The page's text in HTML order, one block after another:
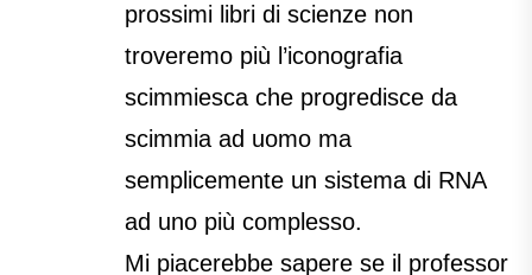
prossimi libri di scienze non
troveremo più l’iconografia
scimmiesca che progredisce da
scimmia ad uomo ma
semplicemente un sistema di RNA
ad uno più complesso.
Mi piacerebbe sapere se il professor